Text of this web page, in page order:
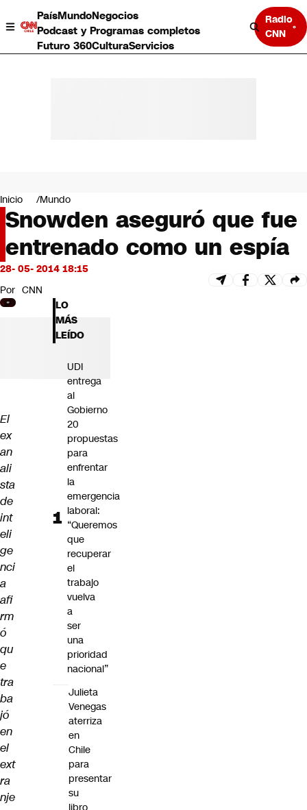
PaísMundoNegocios
Podcast y Programas completos
Futuro 360CulturaServicios
Radio
CNN
Negocios
Deportes
Programas completos
Cultura
Servicios
Bits
CNN Data
CNN tiempo
Futuro 360
Inicio Mundo
Snowden aseguró que fue
entrenado como un espía
28- 05- 2014 18:15
Por CNN
El
ex
an
ali
sta
de
int
eli
ge
nci
a
afi
rm
ó
qu
e
tra
ba
jó
en
el
ext
ra
nje
LO
MÁS
LEÍDO
UDI
entrega
al
Gobierno
20
propuestas
para
enfrentar
la
emergencia
laboral:
“Queremos
que
recuperar
el
trabajo
vuelva
a
ser
una
prioridad
nacional”
Julieta
Venegas
aterriza
en
Chile
para
presentar
su
libro